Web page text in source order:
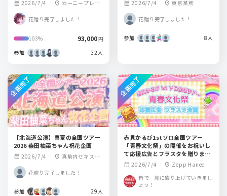
calendar_month 2026/7/4 location_on カーニープレイ
花贈り完了しました！
103% 93,000円
参加
32人
calendar_month 2026/7/4 location_on 東京某所
花贈り完了しました！
参加 8人
【北海道公演】真夏の全国ツアー
2026 柴田柚菜ちゃん祝花企画
calendar_month 2026/7/4 location_on 真駒内セキスイ
ーナ
花贈り完了しました！
参加 29人
企画完了
赤見かるび1stソロ全国ツアー
「青春文化祭」の開催をお祝いし
て応援広告とフラスタを贈りませ
んか？
calendar_month 2026/7/4 location_on Zepp Haneda
(TOKYO)
皆で一緒に盛り上げていきまし
ょう！
企画完了